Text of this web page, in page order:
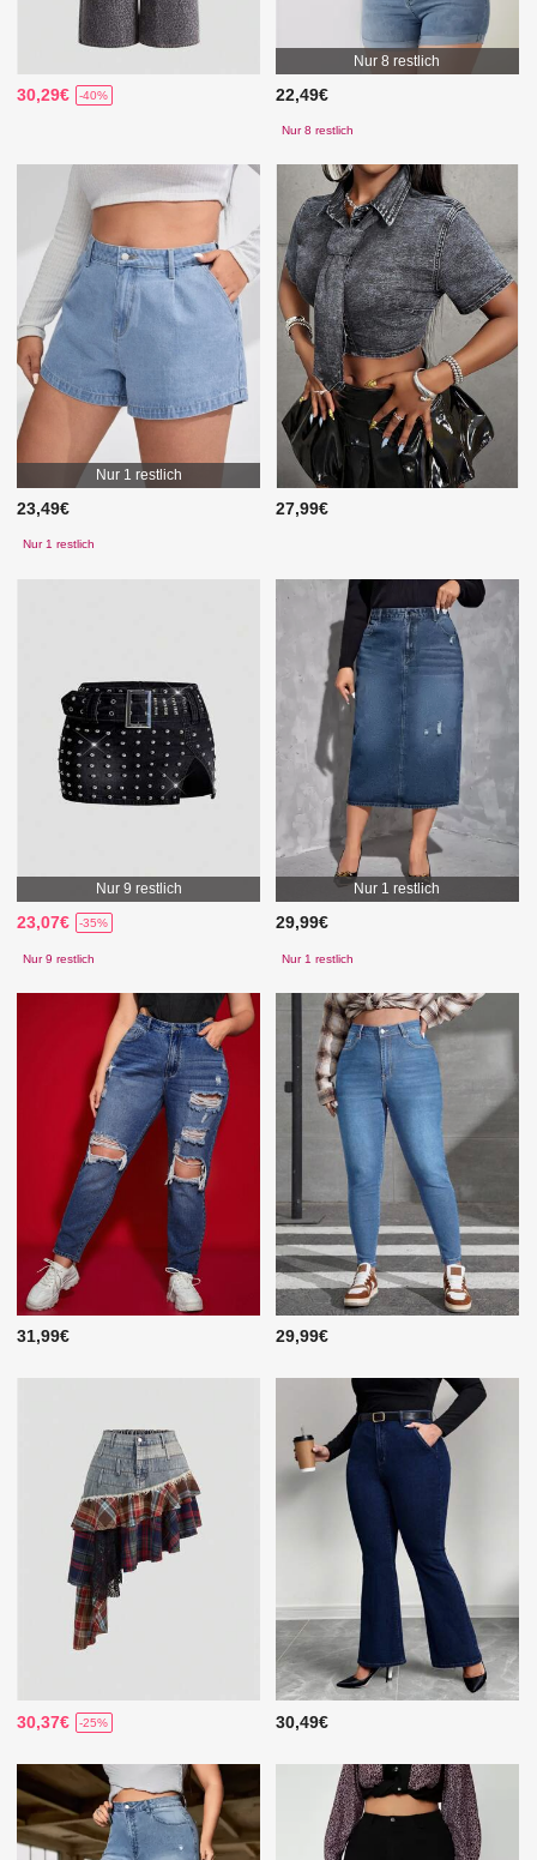
30,29€ -40%
Nur 8 restlich
22,49€
Nur 8 restlich
Nur 1 restlich
23,49€
Nur 1 restlich
27,99€
Nur 9 restlich
23,07€ -35%
Nur 9 restlich
Nur 1 restlich
29,99€
Nur 1 restlich
31,99€ 29,99€
30,37€ -25% 30,49€